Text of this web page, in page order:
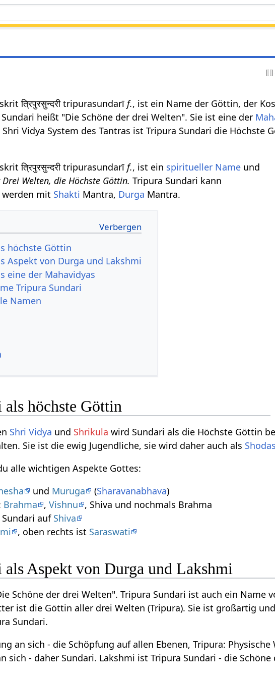
त्रिपुरसुन्दरी tripurasundarī f., ist ein Name der Göttin, der
heißt "Die Schöne der drei Welten". Sie ist eine der
Vidya System des Tantras ist Tripura Sundari die Höchste
त्रिपुरसुन्दरी tripurasundarī f., ist ein spiritueller Name und
Drei Welten, die Höchste Göttin.Tripura Sundari kann
werden mit Shakti Mantra, Durga Mantra.
höchste Göttin
Aspekt von Durga und Lakshmi
eine der Mahavidyas
Tripura Sundari
Namen
höchste Göttin
Shri Vidya und Shrikula wird Sundari als die Höchste Göttin
Sie ist die ewig Jugendliche, sie wird daher auch als
alle wichtigen Aspekte Gottes:
und Muruga (Sharavanabhava)
Brahma ,Vishnu
, Shiva und nochmals Brahma
auf Shiva
, oben rechts ist Saraswati
Aspekt von Durga und Lakshmi
Schöne der drei Welten". Tripura Sundari ist auch ein Name
ist die Göttin aller drei Welten (Tripura). Sie ist großartig
Sundari.
an sich - die Schöpfung auf allen Ebenen, Tripura:
sich - daher Sundari. Lakshmi ist Tripura Sundari - die